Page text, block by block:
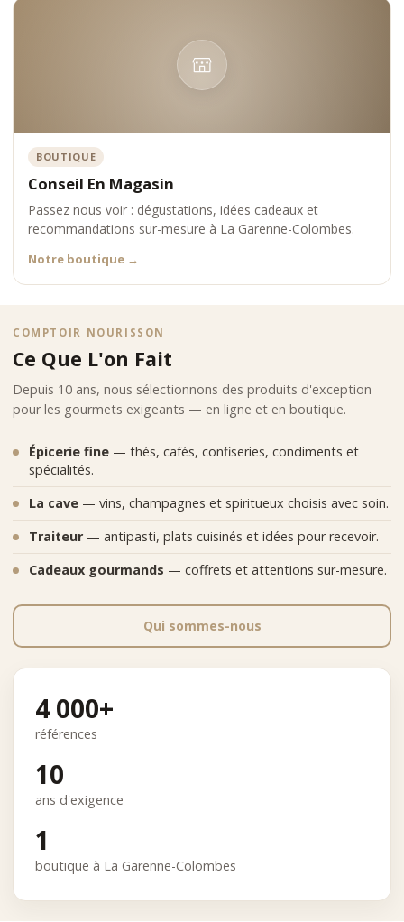
BOUTIQUE
Conseil En Magasin
Passez nous voir : dégustations, idées cadeaux et
recommandations sur-mesure à La Garenne-Colombes.
Notre boutique →
COMPTOIR NOURISSON
Ce Que L'on Fait
Depuis 10 ans, nous sélectionnons des produits d'exception
pour les gourmets exigeants — en ligne et en boutique.
Épicerie fine — thés, cafés, confiseries, condiments et
spécialités.
La cave — vins, champagnes et spiritueux choisis avec soin.
Traiteur — antipasti, plats cuisinés et idées pour recevoir.
Cadeaux gourmands — coffrets et attentions sur-mesure.
Qui sommes-nous
4 000+
références
10
ans d'exigence
1
boutique à La Garenne-Colombes